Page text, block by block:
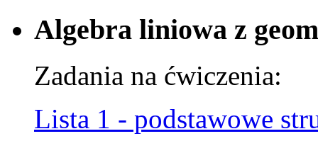
Algebra liniowa z
Zadania na ćwiczenia:
Lista 1 - podstawowe